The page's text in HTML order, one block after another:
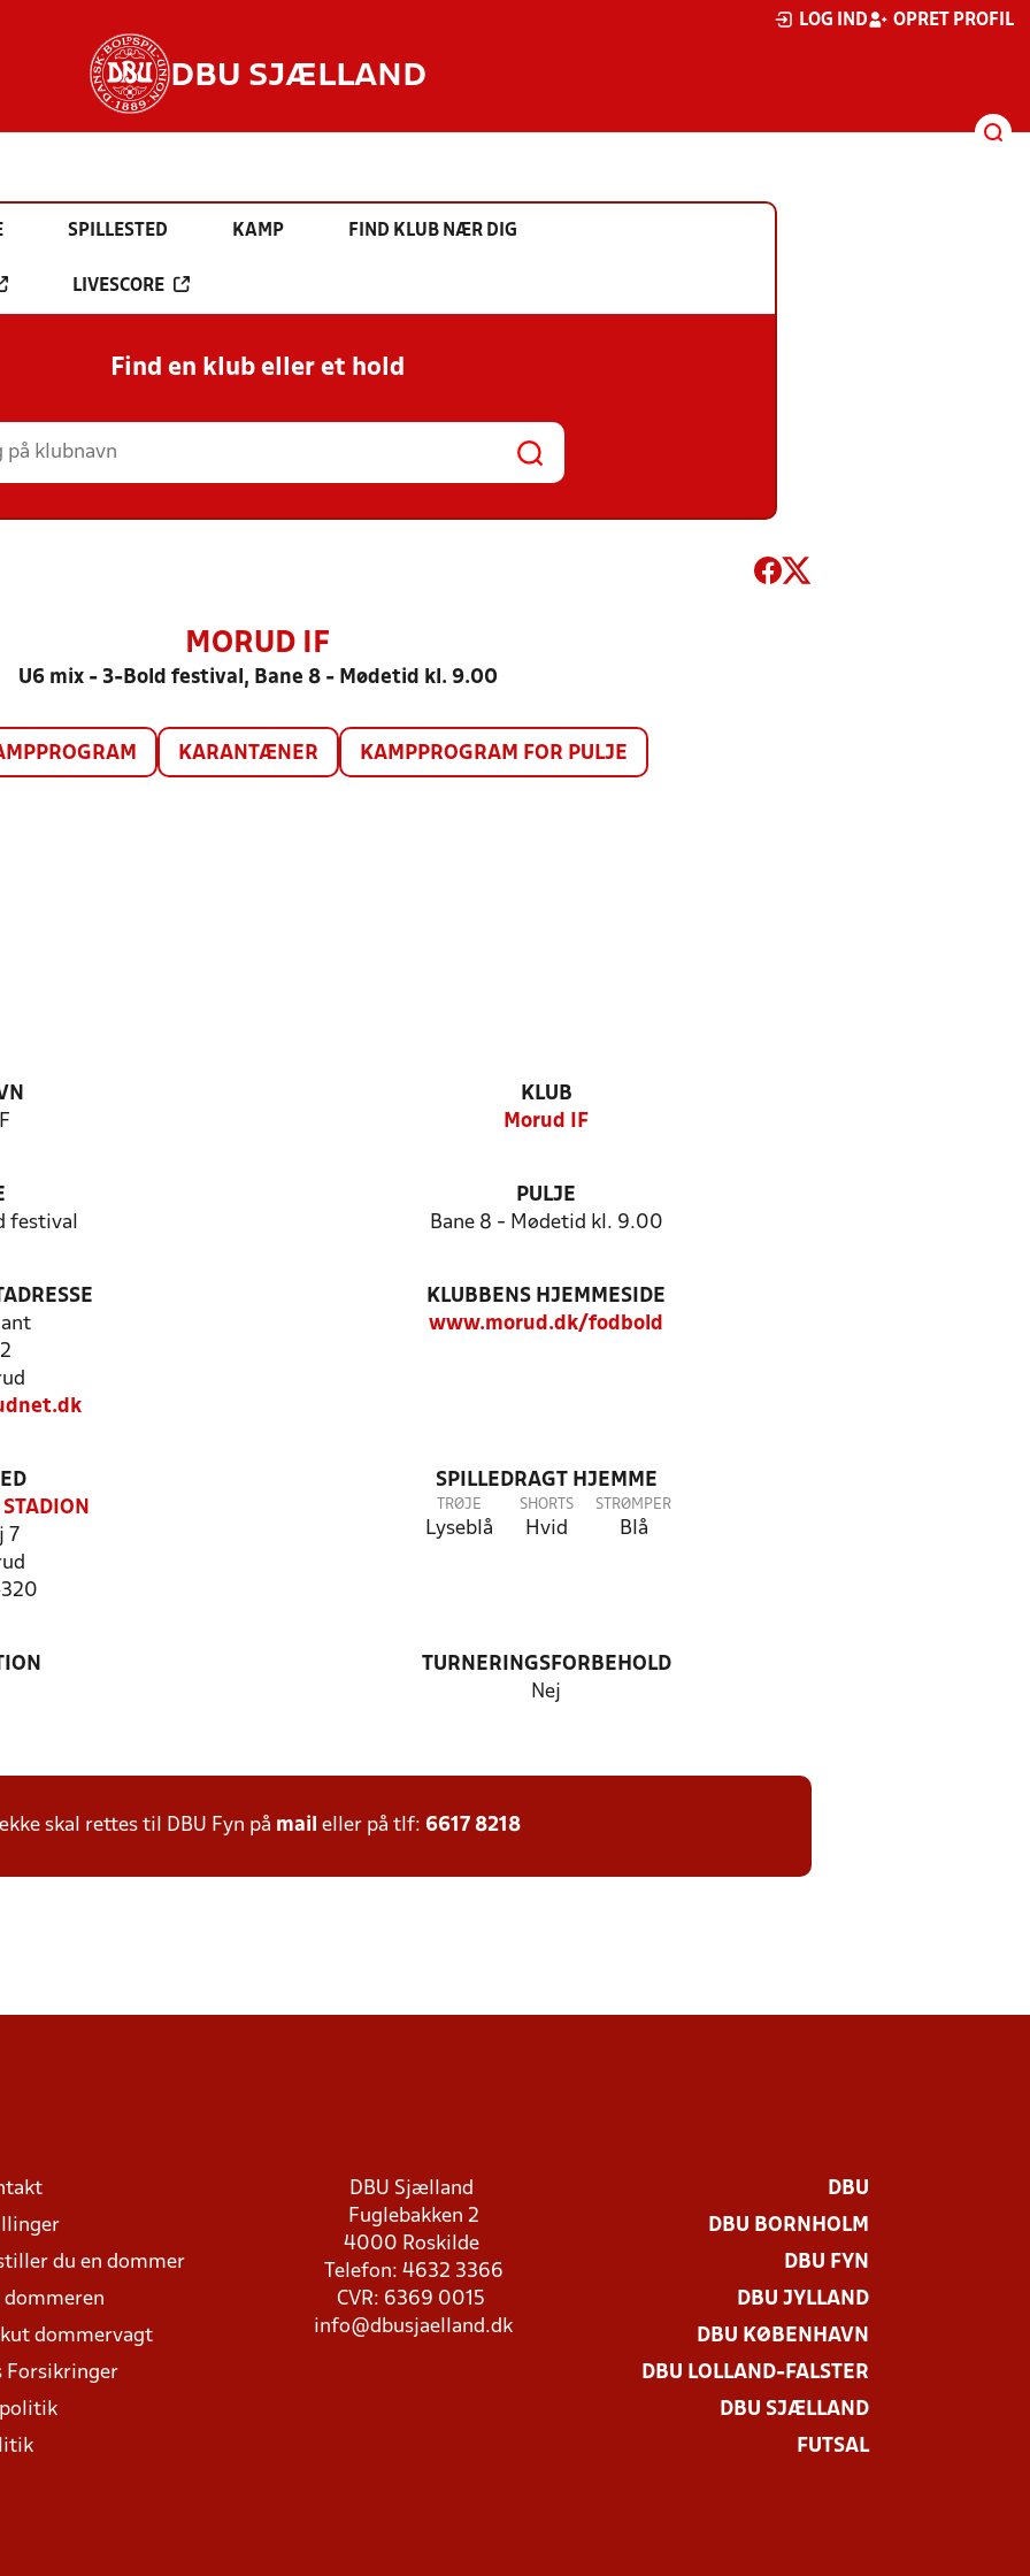
LOG IND OPRET PROFIL
DBU SJÆLLAND
SPILLESTED KAMP FIND KLUB NÆR DIG
LIVESCORE
Find en klub eller et hold
MORUD IF
U6 mix - 3-Bold festival, Bane 8 - Mødetid kl. 9.00
KARANTÆNER KAMPPROGRAM FOR PULJE
KLUB
Morud IF
festival
PULJE
Bane 8 - Mødetid kl. 9.00
KLUBBENS HJEMMESIDE
www.morud.dk/fodbold
7
SPILLEDRAGT HJEMME
TRØJE
Lyseblå
SHORTS
Hvid
STRØMPER
Blå
TURNERINGSFORBEHOLD
Nej
skal rettes til DBU Fyn på mail eller på tlf: 6617 8218
du en dommer
dommeren
dommervagt
Forsikringer
DBU Sjælland
Fuglebakken 2
4000 Roskilde
Telefon: 4632 3366
CVR: 6369 0015
info@dbusjaelland.dk
DBU
DBU BORNHOLM
DBU FYN
DBU JYLLAND
DBU KØBENHAVN
DBU LOLLAND-FALSTER
DBU SJÆLLAND
FUTSAL